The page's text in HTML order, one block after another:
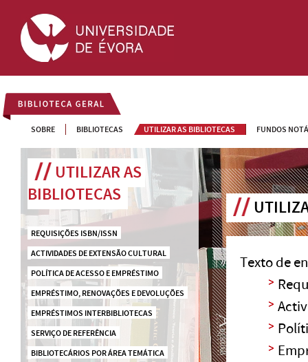
BIBLIOTECA GERAL
SOBRE BIBLIOTECAS UTILIZAR AS BIBLIOTECAS FUNDOS
UTILIZAR AS
BIBLIOTECAS
REQUISIÇÕES ISBN/ISSN
ACTIVIDADES DE EXTENSÃO CULTURAL
POLÍTICA DE ACESSO E EMPRÉSTIMO
EMPRÉSTIMO, RENOVAÇÕES E DEVOLUÇÕES
EMPRÉSTIMOS INTERBIBLIOTECAS
SERVIÇO DE REFERÊNCIA
BIBLIOTECÁRIOS POR ÁREA TEMÁTICA
Texto de